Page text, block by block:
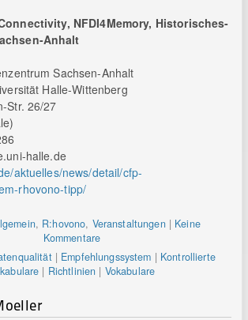
NFDI4Memory, Historisches-
Anhalt
Sachsen-Anhalt
Halle-Wittenberg
Str. 26/27
halle.de
aktuelles/news/detail/cfp-
rhovono-tipp/
, R:hovono, Veranstaltungen| Keine
Kommentare
| Empfehlungssystem | Kontrollierte
| Richtlinien | Vokabulare